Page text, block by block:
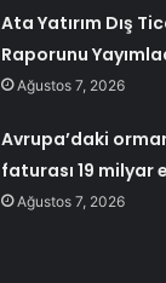
Ata Yatırım Dış
Raporunu
Ağustos 7, 2026
Avrupa’daki
faturası 19 milyar
Ağustos 7, 2026